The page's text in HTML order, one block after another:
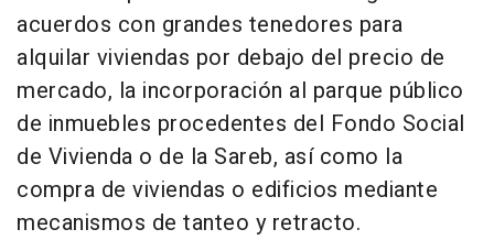
acuerdos con grandes tenedores para
alquilar viviendas por debajo del precio de
mercado, la incorporación al parque público
de inmuebles procedentes del Fondo Social
de Vivienda o de la Sareb, así como la
compra de viviendas o edificios mediante
mecanismos de tanteo y retracto.